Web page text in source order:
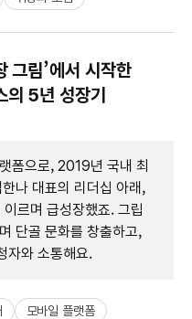
그림’에서 시작한
의 5년 성장기
폼으로, 2019년 국내 최
나 대표의 리더십 아래,
르며 급성장했죠. 그립
단골 문화를 창출하고,
자와 소통해요.
모바일 플랫폼